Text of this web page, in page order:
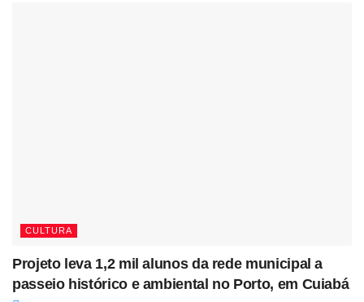
CULTURA
Projeto leva 1,2 mil alunos da rede municipal a
passeio histórico e ambiental no Porto, em Cuiabá